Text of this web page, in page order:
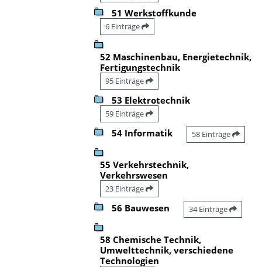
51 Werkstoffkunde
6 Einträge
52 Maschinenbau, Energietechnik,
Fertigungstechnik
95 Einträge
53 Elektrotechnik
59 Einträge
54 Informatik 58 Einträge
55 Verkehrstechnik,
Verkehrswesen
23 Einträge
56 Bauwesen 34 Einträge
58 Chemische Technik,
Umwelttechnik, verschiedene
Technologien